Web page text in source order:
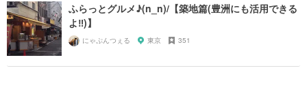
ふらっとグルメ♪(n_n)/【築地篇(豊洲にも活用できる
よ‼︎)】
にゃぷんつぇる 東京 351